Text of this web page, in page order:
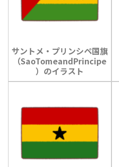
サントメ・プリンシペ国旗
（SaoTomeandPrincipe
）のイラスト